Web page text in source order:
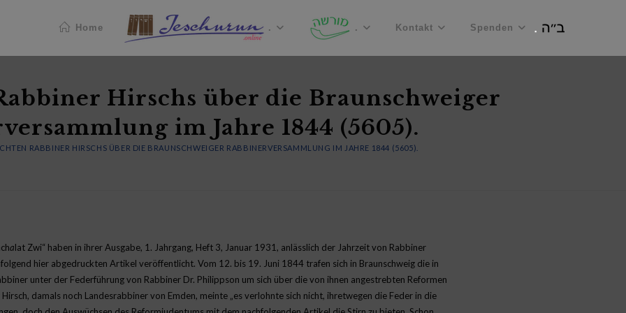
Home . . Kontakt Spenden
Hirschs über die Braunschweiger
im Jahre 1844 (5605).
RABBINER HIRSCHS ÜBER DIE BRAUNSCHWEIGER RABBINERVERSAMMLUNG IM JAHRE 1844 (5605).
alat Zwi“ haben in ihrer Ausgabe, 1. Jahrgang, Heft 3, Januar 1931, anlässlich der Jahrzeit von Rabbiner
hier abgedruckten Artikel veröffentlicht. Vom 12. bis 19. Juni 1844 trafen sich in Braunschweig die in
unter der Federführung von Rabbiner Dr. Philippson um sich über die von ihnen angestrebten Reformen
damals noch Landesrabbiner von Emden, meinte „es verlohnte sich nicht, ihretwegen die Feder in die